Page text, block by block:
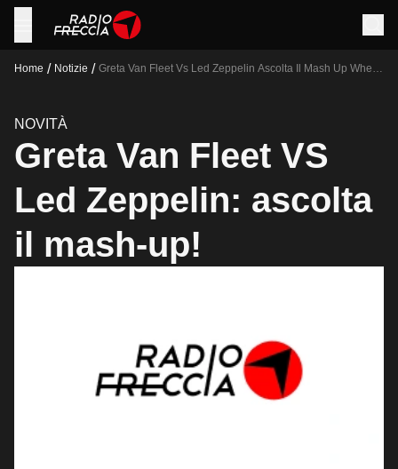
Home / Notizie / Greta Van Fleet Vs Led Zeppelin Ascolta Il Mash Up When
NOVITÀ
Greta Van Fleet VS
Led Zeppelin: ascolta
il mash-up!